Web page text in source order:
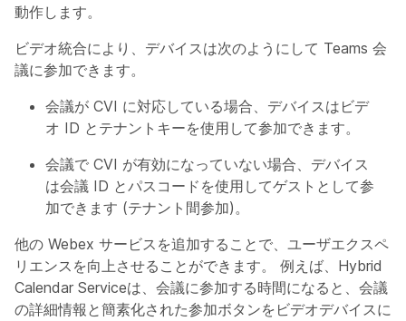
動作します。
ビデオ統合により、デバイスは次のようにして Teams 会
議に参加できます。
会議が CVI に対応している場合、デバイスはビデ
オ ID とテナントキーを使用して参加できます。
会議で CVI が有効になっていない場合、デバイス
は会議 ID とパスコードを使用してゲストとして参
加できます (テナント間参加)。
他の Webex サービスを追加することで、ユーザエクスペ
リエンスを向上させることができます。 例えば、Hybrid
Calendar Serviceは、会議に参加する時間になると、会議
の詳細情報と簡素化された参加ボタンをビデオデバイスに